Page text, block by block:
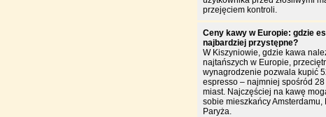
przejęciem kontroli.
Ceny kawy w Europie: gdzie
najbardziej przystępne?
W Kiszyniowie, gdzie kawa
najtańszych w Europie,
wynagrodzenie pozwala kupić
espresso – najmniej spośród
miast. Najczęściej na kawę
sobie mieszkańcy Amsterdamu,
Paryża.